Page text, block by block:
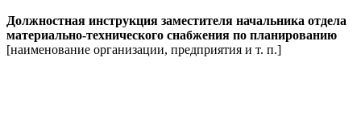
Должностная инструкция заместителя начальника отдела
материально-технического снабжения по планированию
[наименование организации, предприятия и т. п.]